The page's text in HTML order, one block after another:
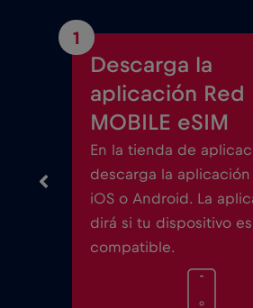
1
Descarga la
aplicación Red
MOBILE eSIM
En la tienda de
descarga la aplicación
iOS o Android. La
dirá si tu dispositivo es
compatible.